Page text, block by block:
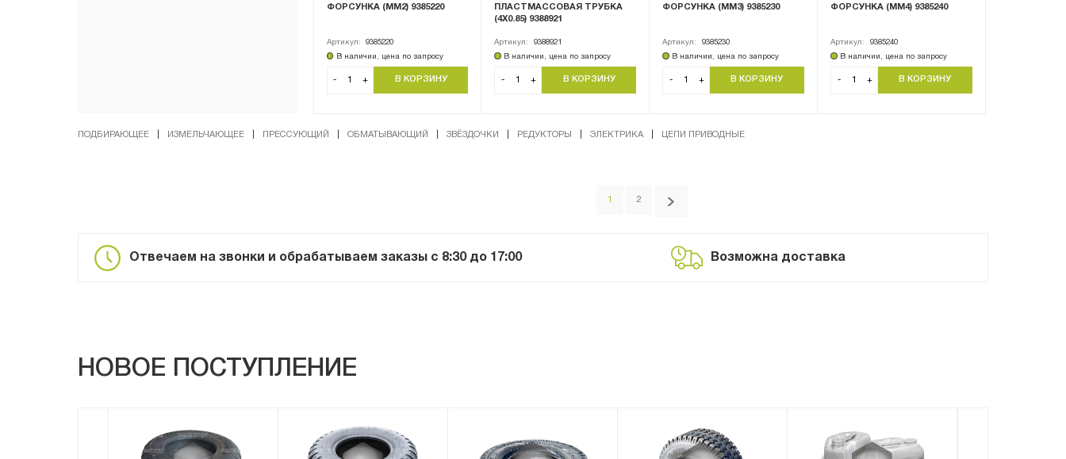
ФОРСУНКА (ММ2) 9385220
Артикул:
9385220
В наличии, цена по запросу
- +
ПЛАСТМАССОВАЯ ТРУБКА
(4X0.85) 9388921
Артикул:
9388921
В наличии, цена по запросу
- +
ФОРСУНКА (ММ3) 9385230
Артикул:
9385230
В наличии, цена по запросу
- +
ФОРСУНКА (ММ4) 9385240
Артикул:
9385240
В наличии, цена по запросу
- +
ПОДБИРАЮЩЕЕ ИЗМЕЛЬЧАЮЩЕЕ ПРЕССУЮЩИЙ ОБМАТЫВАЮЩИЙ ЗВЁЗДОЧКИ РЕДУКТОРЫ ЭЛЕКТРИКА ЦЕПИ ПРИВОДНЫЕ
1 2
Отвечаем на звонки и обрабатываем заказы с 8:30 до 17:00 Возможна доставка
НОВОЕ ПОСТУПЛЕНИЕ